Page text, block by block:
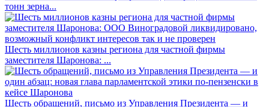
тонн зерна...
Шесть миллионов казны региона для частной фирмы
заместителя Шаронова: ...
Шесть обращений, письмо из Управления Президента — и